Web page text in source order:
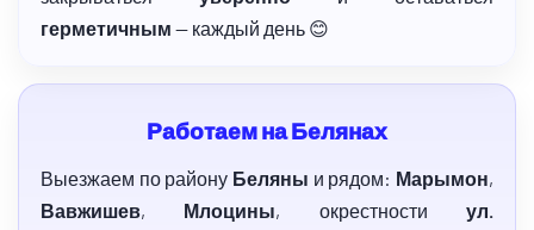
герметичным — каждый день 😊
Работаем на Белянах
Выезжаем по району Беляны и рядом: Марымон,
Вавжишев, Млоцины, окрестностиул.